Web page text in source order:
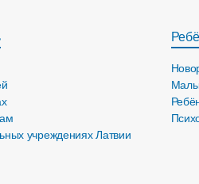
учреждениях Латвии